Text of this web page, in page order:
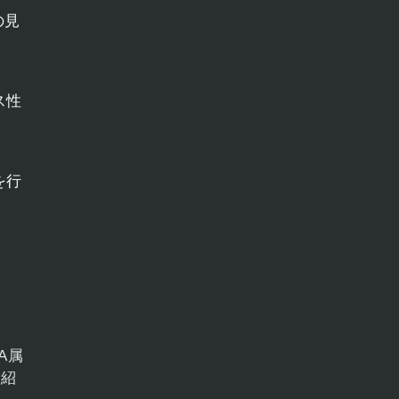
見
性
行
属